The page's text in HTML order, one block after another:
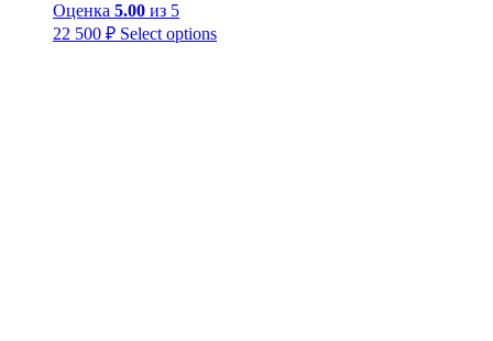
Оценка 5.00 из 5
22 500 ₽ Select options